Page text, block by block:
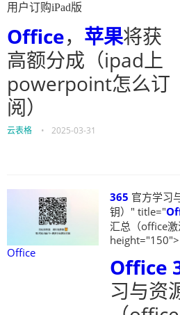
用户订购iPad版
Office， 苹果将获
高额分成（ipad上
powerpoint怎么订
阅）
云表格 • 2025-03-31
Office
365 官方学习
钥）" title="
汇总（office
height="150">
Office
习与资